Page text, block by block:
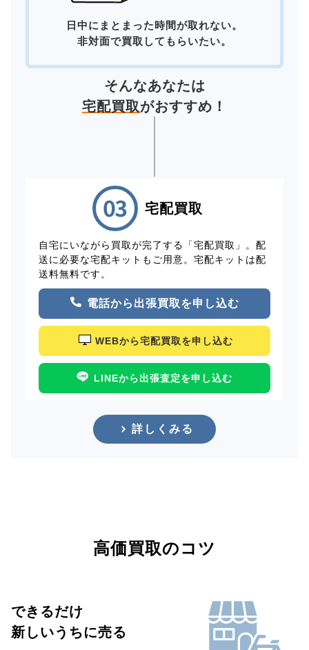
日中にまとまった時間が取れない。
非対面で買取してもらいたい。
そんなあなたは
宅配買取がおすすめ！
宅配買取
自宅にいながら買取が完了する「宅配買取」。配
送に必要な宅配キットもご用意。宅配キットは配
送料無料です。
電話から出張買取を申し込む
WEBから宅配買取を申し込む
LINEから出張査定を申し込む
詳しくみる
高価買取のコツ
できるだけ
新しいうちに売る